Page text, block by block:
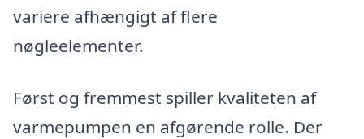
variere afhængigt af flere
nøgleelementer.
Først og fremmest spiller kvaliteten af
varmepumpen en afgørende rolle. Der